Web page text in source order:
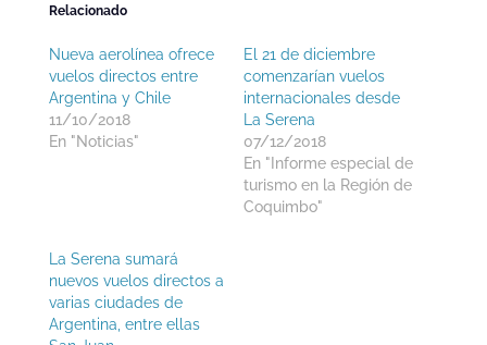
Relacionado
Nueva aerolínea ofrece
vuelos directos entre
Argentina y Chile
11/10/2018
En "Noticias"
El 21 de diciembre
comenzarían vuelos
internacionales desde
La Serena
07/12/2018
En "Informe especial de
turismo en la Región de
Coquimbo"
La Serena sumará
nuevos vuelos directos a
varias ciudades de
Argentina, entre ellas